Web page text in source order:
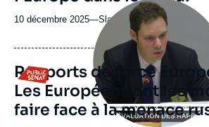
10 décembre 2025—Nom
du
journal,
revue
ou
émission
Slate
Logo
Image
principale
médiatique
Rapports de force
Les Européens ont les
faire face à la menace